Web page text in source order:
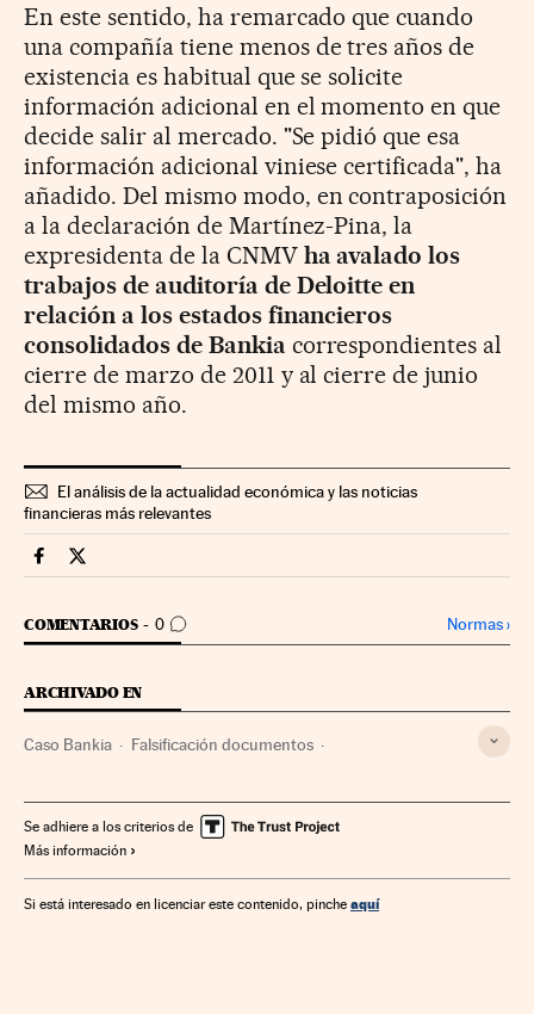
En este sentido, ha remarcado que cuando
una compañía tiene menos de tres años de
existencia es habitual que se solicite
información adicional en el momento en que
decide salir al mercado. "Se pidió que esa
información adicional viniese certificada", ha
añadido. Del mismo modo, en contraposición
a la declaración de Martínez-Pina, la
expresidenta de la CNMV ha avalado los
trabajos de auditoría de Deloitteen
relación a los estados financieros
consolidados de Bankia correspondientes al
cierre de marzo de 2011 y al cierre de junio
del mismo año.
El análisis de la actualidad económica y las noticias
financieras más relevantes
Companias Cinco Días en Facebook
Companias Cinco Días en Twitter
COMENTARIOS 0
IR A LOS COMENTARIOS Normas›
ARCHIVADO EN
Caso Bankia Falsificación documentos
Tribunales Delitos económicos Bankia
Poder judicial
Falsificaciones Juicios Empresas Delitos
Se adhiere a los criterios de
Más información
Si está interesado en licenciar este contenido, pinche aquí